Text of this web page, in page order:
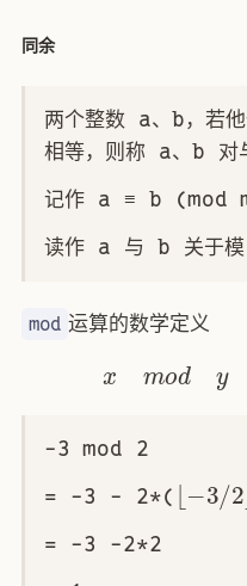
同余
两个整数 a、b，若
相等，则称 a、b 对
记作 a ≡ b (mod
读作 a 与 b 关于模
mod 运算的数学定义
xm dy
-3 mod 2
= -3 - 2*(
⌊ /
= -3 -2*2